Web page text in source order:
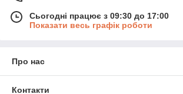
Сьогодні працює з 09:30 до 17:00
Показати весь графік роботи
Про нас
Контакти